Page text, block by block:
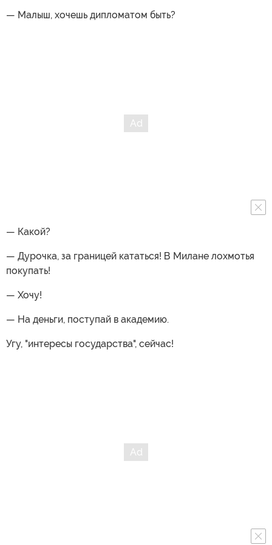
— Малыш, хочешь дипломатом быть?
— Какой?
— Дурочка, за границей кататься! В Милане лохмотья
покупать!
— Хочу!
— На деньги, поступай в академию.
Угу, "интересы государства", сейчас!